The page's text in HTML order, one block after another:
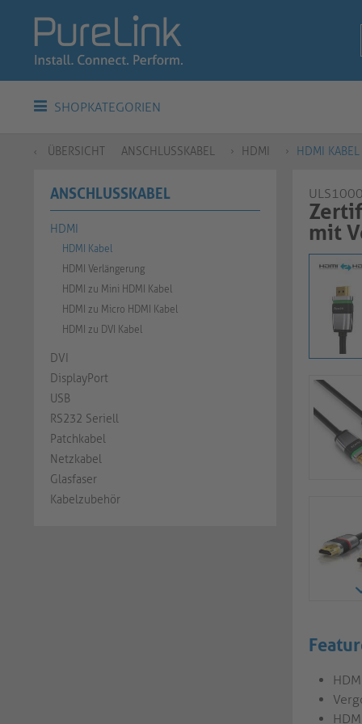
SHOPKATEGORIEN
ÜBERSICHT ANSCHLUSSKABEL HDMI HDMI KABEL
ANSCHLUSSKABEL
HDMI
HDMI Kabel
HDMI Verlängerung
HDMI zu Mini HDMI Kabel
HDMI zu Micro HDMI Kabel
HDMI zu DVI Kabel
DVI
DisplayPort
USB
RS232 Seriell
Patchkabel
Netzkabel
Glasfaser
Kabelzubehör
mit